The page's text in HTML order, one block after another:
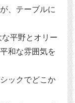
、テーブルに
平野とオリー
和な雰囲気を
ックでどこか